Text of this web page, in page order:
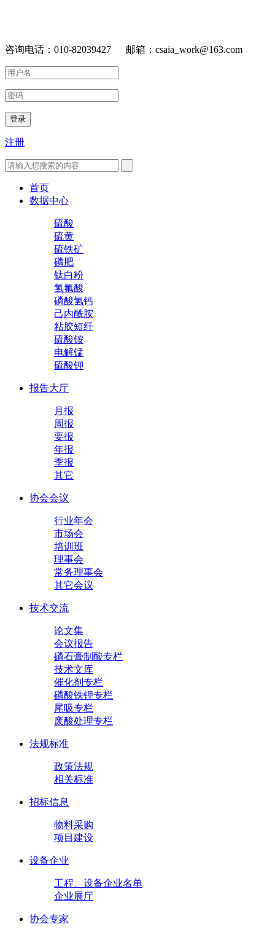
咨询电话：010-82039427 邮箱：csaia_work@163.com
登录
注册
首页
数据中心
硫酸
硫黄
硫铁矿
磷肥
钛白粉
氢氟酸
磷酸氢钙
己内酰胺
粘胶短纤
硫酸铵
电解锰
硫酸钾
报告大厅
月报
周报
要报
年报
季报
其它
协会会议
行业年会
市场会
培训班
理事会
常务理事会
其它会议
技术交流
论文集
会议报告
磷石膏制酸专栏
技术文库
催化剂专栏
磷酸铁锂专栏
尾吸专栏
废酸处理专栏
法规标准
政策法规
相关标准
招标信息
物料采购
项目建设
设备企业
工程、设备企业名单
企业展厅
协会专家